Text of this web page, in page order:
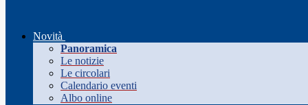
Novità
Panoramica
Le notizie
Le circolari
Calendario eventi
Albo online